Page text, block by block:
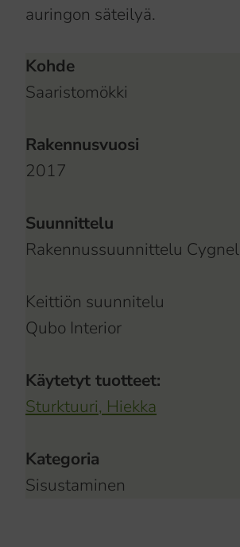
auringon säteilyä.
Kohde
Saaristomökki
Rakennusvuosi
2017
Suunnittelu
Rakennussuunnittelu Cygnel
Keittiön suunnitelu
Qubo Interior
Käytetyt tuotteet:
Sturktuuri, Hiekka
Kategoria
Sisustaminen